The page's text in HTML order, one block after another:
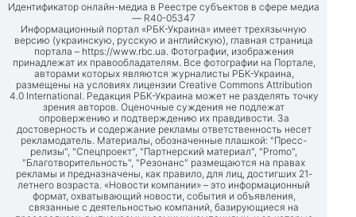
Идентификатор онлайн-медиа в Реестре субъектов в сфере медиа
— R40-05347
Информационный портал «РБК-Украина» имеет трехязычную
версию (украинскую, русскую и английскую), главная страница
портала – https://www.rbc.ua. Фотографии, изображения
принадлежат их правообладателям. Все фотографии на Портале,
авторами которых являются журналисты РБК-Украина,
размещены на условиях лицензии Creative Commons Attribution
4.0 International. Редакция РБК-Украина может не разделять точку
зрения авторов. Оценочные суждения не подлежат
опровержению и подтверждению их правдивости. За
достоверность и содержание рекламы ответственность несет
рекламодатель. Материалы, обозначенные плашкой: "Пресс-
релизы", "Спецпроект", "Партнерский материал", "Promo",
"Благотворительность", "Резонанс" размещаются на правах
рекламы и предназначены, как правило, для лиц, достигших 21-
летнего возраста. «Новости компании» – это информационный
формат, охватывающий новости, события и объявления,
связанные с деятельностью компаний, базирующиеся на